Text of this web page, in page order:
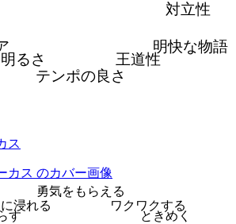
対立性
明快な物語
王道性
テンポの良さ
明るさ
ス
勇気をもらえる
ワクワクする
ときめく
す
浸れる